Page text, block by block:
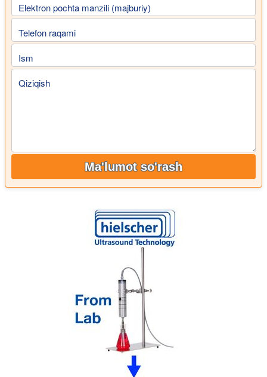
Elektron pochta manzili (majburiy)
Telefon raqami
Ism
Qiziqish
Ma'lumot so'rash